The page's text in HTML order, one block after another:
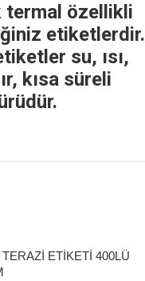
termal özellikli
etiketlerdir.
su, ısı,
kısa süreli
ETİKETİ 400LÜ